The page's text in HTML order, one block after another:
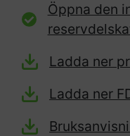
Öppna den
Ladda ner
Ladda ner